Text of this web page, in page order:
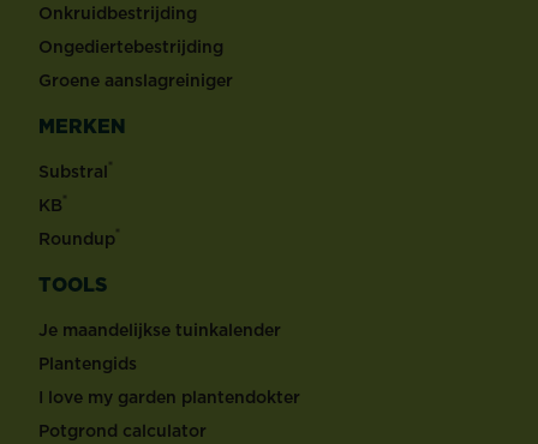
Onkruidbestrijding
Ongediertebestrijding
Groene aanslagreiniger
MERKEN
Substral®
KB®
Roundup®
TOOLS
Je maandelijkse tuinkalender
Plantengids
I love my garden plantendokter
Potgrond calculator